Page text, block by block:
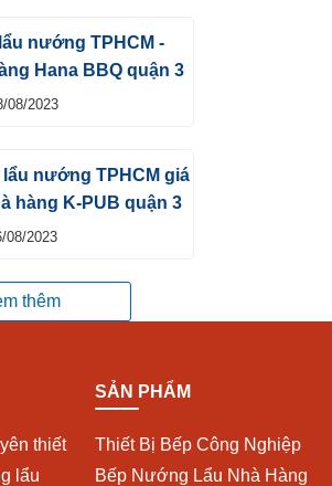
nướng TPHCM -
Hana BBQ quận 3
08/2023
lẩu nướng TPHCM giá
hàng K-PUB quận 3
08/2023
thêm
thiết
lẩu
SẢN PHẨM
Thiết Bị Bếp Công Nghiệp
Bếp Nướng Lẩu Nhà Hàng